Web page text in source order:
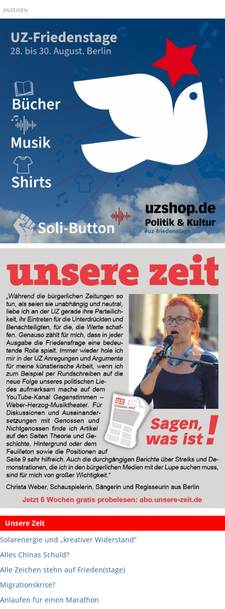
ANZEIGEN
Unsere Zeit
Solarenergie und „kreativer Widerstand“
Alles Chinas Schuld?
Alle Zeichen stehn auf Frieden(stage)
Migrationskrise?
Anlaufen für einen Marathon